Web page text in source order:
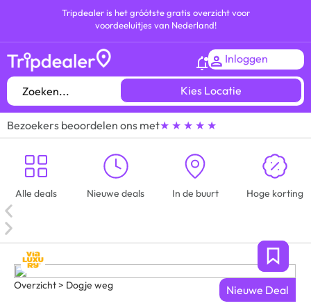
Tripdealer is het gróótste gratis overzicht voor
voordeeluitjes van Nederland!
Inloggen
Kies Locatie
Bezoekers beoordelen ons met★ ★ ★ ★ ★
Alle deals Nieuwe deals In de buurt Hoge korting
Nieuwe Deal
Overzicht > Dogje weg